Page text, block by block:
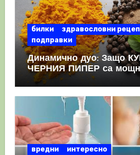
билки
здравословни
подправки
Динамично дуо: Защо
ЧЕРНИЯ ПИПЕР са
комбинация
вредни интересно